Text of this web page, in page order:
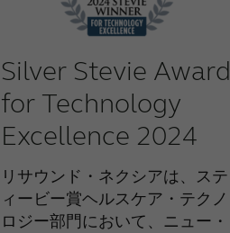
Silver Stevie Award
for Technology
Excellence 2024
リサウンド・ネクシアは、ステ
ィービー賞ヘルスケア・テクノ
ロジー部門において、ニュー・